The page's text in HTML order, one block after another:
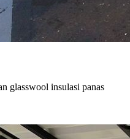
glasswool insulasi panas